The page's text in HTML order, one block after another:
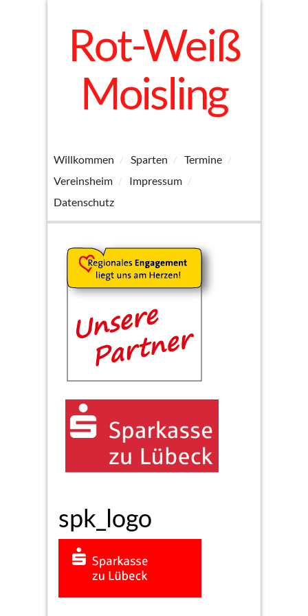
Rot-Weiß
Moisling
Willkommen Sparten
Termine
Vereinsheim
Impressum
Datenschutz
spk_logo